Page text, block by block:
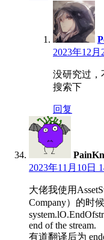
2023年12月
没研究过，
搜索下
回复
2023年11月10日
大佬我使用
Company）的时
end of the stream.
有道翻译后为